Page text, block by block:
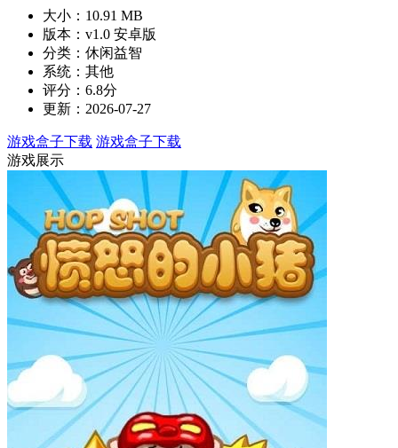
大小：10.91 MB
版本：v1.0 安卓版
分类：休闲益智
系统：其他
评分：6.8分
更新：2026-07-27
游戏盒子下载 游戏盒子下载
游戏展示